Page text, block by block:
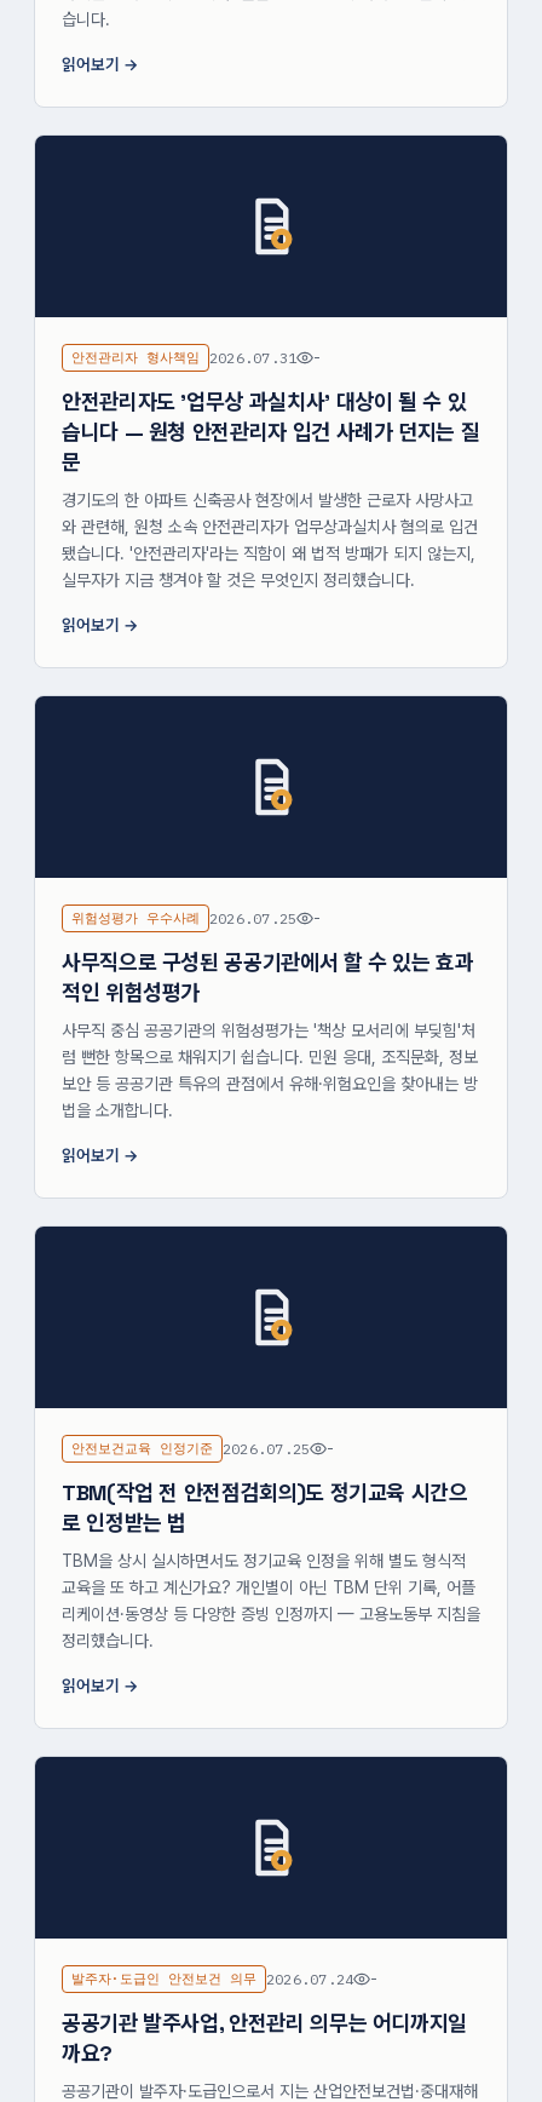
습니다.
읽어보기
안전관리자 형사책임 2026.07.31 -
안전관리자도 '업무상 과실치사' 대상이 될 수 있
습니다 — 원청 안전관리자 입건 사례가 던지는 질
문
경기도의 한 아파트 신축공사 현장에서 발생한 근로자 사망사고
와 관련해, 원청 소속 안전관리자가 업무상과실치사 혐의로 입건
됐습니다. '안전관리자'라는 직함이 왜 법적 방패가 되지 않는지,
실무자가 지금 챙겨야 할 것은 무엇인지 정리했습니다.
읽어보기
위험성평가 우수사례 2026.07.25 -
사무직으로 구성된 공공기관에서 할 수 있는 효과
적인 위험성평가
사무직 중심 공공기관의 위험성평가는 '책상 모서리에 부딪힘'처
럼 뻔한 항목으로 채워지기 쉽습니다. 민원 응대, 조직문화, 정보
보안 등 공공기관 특유의 관점에서 유해·위험요인을 찾아내는 방
법을 소개합니다.
읽어보기
안전보건교육 인정기준 2026.07.25 -
TBM(작업 전 안전점검회의)도 정기교육 시간으
로 인정받는 법
TBM을 상시 실시하면서도 정기교육 인정을 위해 별도 형식적
교육을 또 하고 계신가요? 개인별이 아닌 TBM 단위 기록, 어플
리케이션·동영상 등 다양한 증빙 인정까지 — 고용노동부 지침을
정리했습니다.
읽어보기
발주자·도급인 안전보건 의무 2026.07.24 -
공공기관 발주사업, 안전관리 의무는 어디까지일
까요?
공공기관이 발주자·도급인으로서 지는 산업안전보건법·중대재해